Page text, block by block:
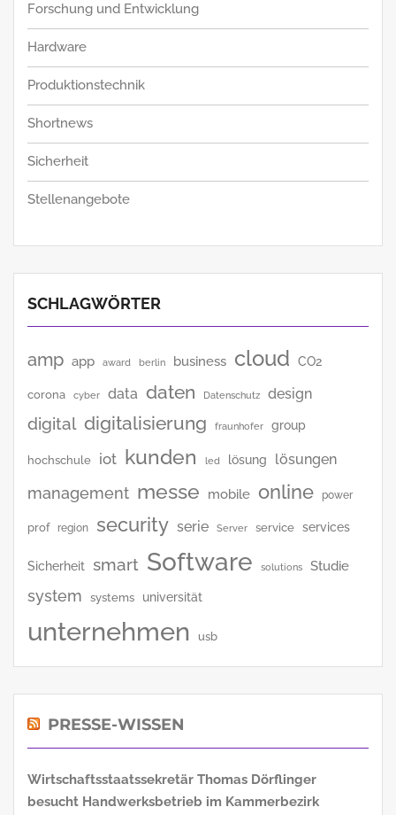
Forschung und Entwicklung
Hardware
Produktionstechnik
Shortnews
Sicherheit
Stellenangebote
SCHLAGWÖRTER
amp app award berlin business cloud CO2
corona cyber data daten Datenschutz design
digital digitalisierung fraunhofer group
hochschule iot kunden led lösung lösungen
management messe mobile online power
prof region security serie Server service services
Sicherheit smart Software solutions Studie
system systems universität
unternehmen usb
PRESSE-WISSEN
Wirtschaftsstaatssekretär Thomas Dörflinger
besucht Handwerksbetrieb im Kammerbezirk